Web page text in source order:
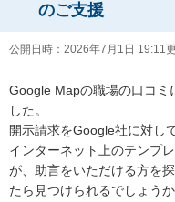
のご支援
公開日時： 2026年7月1日 19:11
Google Mapの職場の口コミ
した。
開示請求をGoogle社に対し
インターネット上のテンプ
が、助言をいただける方を
たら見つけられるでしょうか